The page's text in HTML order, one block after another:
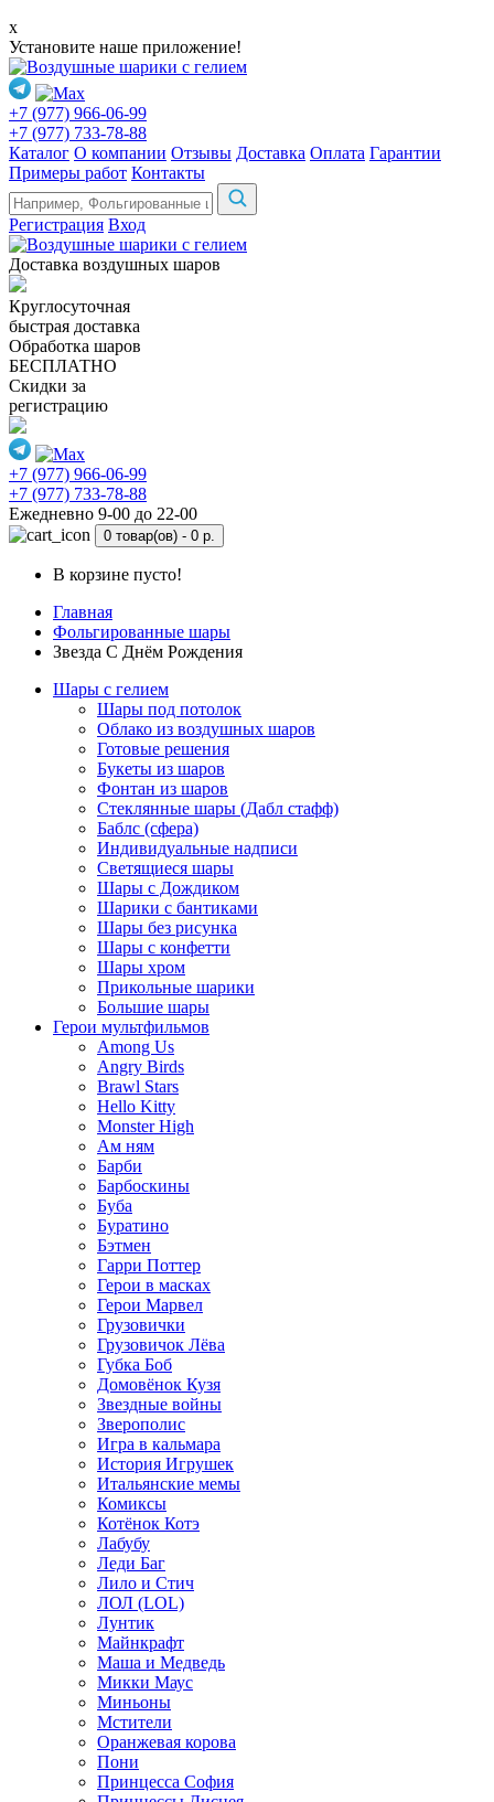
x
Установите наше приложение!
+7 (977) 966-06-99
+7 (977) 733-78-88
Каталог О компании Отзывы Доставка Оплата Гарантии
Примеры работ Контакты
Регистрация Вход
Доставка воздушных шаров
Круглосуточная
быстрая доставка
Обработка шаров
БЕСПЛАТНО
Скидки за
регистрацию
+7 (977) 966-06-99
+7 (977) 733-78-88
Ежедневно 9-00 до 22-00
0 товар(ов) - 0 р.
В корзине пусто!
Главная
Фольгированные шары
Звезда С Днём Рождения
Шары с гелием
Шары под потолок
Облако из воздушных шаров
Готовые решения
Букеты из шаров
Фонтан из шаров
Стеклянные шары (Дабл стафф)
Баблс (сфера)
Индивидуальные надписи
Светящиеся шары
Шары с Дождиком
Шарики с бантиками
Шары без рисунка
Шары с конфетти
Шары хром
Прикольные шарики
Большие шары
Герои мультфильмов
Among Us
Angry Birds
Brawl Stars
Hello Kitty
Monster High
Ам ням
Барби
Барбоскины
Буба
Буратино
Бэтмен
Гарри Поттер
Герои в масках
Герои Марвел
Грузовички
Грузовичок Лёва
Губка Боб
Домовёнок Кузя
Звездные войны
Зверополис
Игра в кальмара
История Игрушек
Итальянские мемы
Комиксы
Котёнок Котэ
Лабубу
Леди Баг
Лило и Стич
ЛОЛ (LOL)
Лунтик
Майнкрафт
Маша и Медведь
Микки Маус
Миньоны
Мстители
Оранжевая корова
Пони
Принцесса София